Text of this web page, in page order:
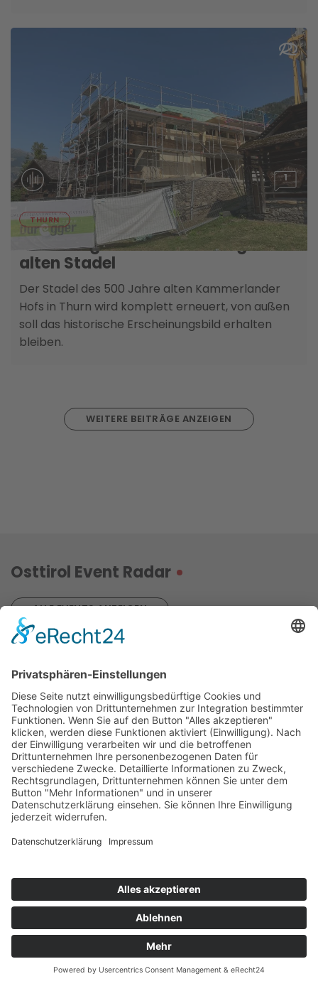
1
THURN 03. AUGUST
Sanierung und neue Nutzung für
alten Stadel
Der Stadel des 500 Jahre alten Kammerlander
Hofs in Thurn wird komplett erneuert, von außen
soll das historische Erscheinungsbild erhalten
bleiben.
WEITERE BEITRÄGE ANZEIGEN
Osttirol Event Radar
ALLE EVENTS ANZEIGEN
HEUTE MORGEN ÜBERMORGEN
2